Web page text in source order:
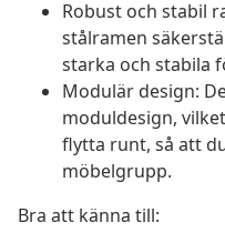
Robust och stabil
stålramen
starka och stabila
Modulär design:
moduldesign,
flytta runt, så att
möbelgrupp.
Bra att känna till: